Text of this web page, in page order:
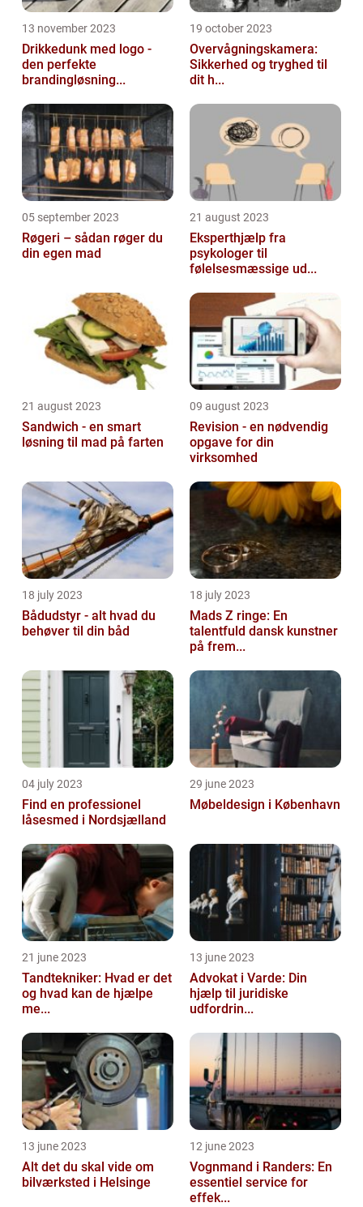
13 november 2023
Drikkedunk med logo -
den perfekte
brandingløsning...
19 october 2023
Overvågningskamera:
Sikkerhed og tryghed til
dit h...
05 september 2023
Røgeri – sådan røger du
din egen mad
21 august 2023
Eksperthjælp fra
psykologer til
følelsesmæssige ud...
21 august 2023
Sandwich - en smart
løsning til mad på farten
09 august 2023
Revision - en nødvendig
opgave for din
virksomhed
18 july 2023
Bådudstyr - alt hvad du
behøver til din båd
18 july 2023
Mads Z ringe: En
talentfuld dansk kunstner
på frem...
04 july 2023
Find en professionel
låsesmed i Nordsjælland
29 june 2023
Møbeldesign i København
21 june 2023
Tandtekniker: Hvad er det
og hvad kan de hjælpe
me...
13 june 2023
Advokat i Varde: Din
hjælp til juridiske
udfordrin...
13 june 2023
Alt det du skal vide om
bilværksted i Helsinge
12 june 2023
Vognmand i Randers: En
essentiel service for
effek...